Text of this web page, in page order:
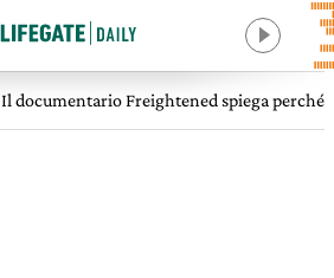
Il documentario Freightened spiega perché